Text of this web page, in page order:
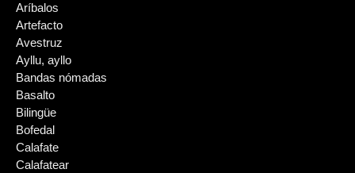
Aríbalos
Artefacto
Avestruz
Ayllu, ayllo
Bandas nómadas
Basalto
Bilingüe
Bofedal
Calafate
Calafatear